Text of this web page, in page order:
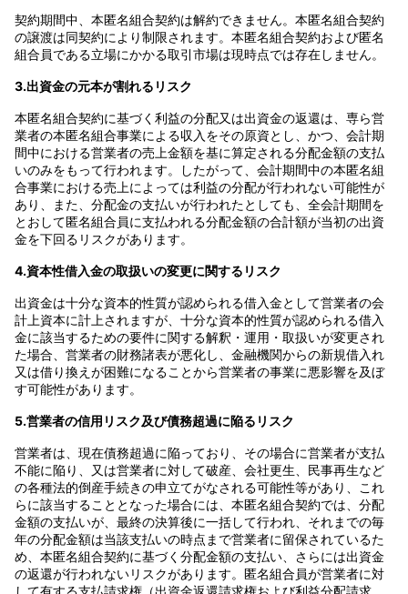
契約期間中、本匿名組合契約は解約できません。本匿名組合契約
の譲渡は同契約により制限されます。本匿名組合契約および匿名
組合員である立場にかかる取引市場は現時点では存在しません。
3.出資金の元本が割れるリスク
本匿名組合契約に基づく利益の分配又は出資金の返還は、専ら営
業者の本匿名組合事業による収入をその原資とし、かつ、会計期
間中における営業者の売上金額を基に算定される分配金額の支払
いのみをもって行われます。したがって、会計期間中の本匿名組
合事業における売上によっては利益の分配が行われない可能性が
あり、また、分配金の支払いが行われたとしても、全会計期間を
とおして匿名組合員に支払われる分配金額の合計額が当初の出資
金を下回るリスクがあります。
4.資本性借入金の取扱いの変更に関するリスク
出資金は十分な資本的性質が認められる借入金として営業者の会
計上資本に計上されますが、十分な資本的性質が認められる借入
金に該当するための要件に関する解釈・運用・取扱いが変更され
た場合、営業者の財務諸表が悪化し、金融機関からの新規借入れ
又は借り換えが困難になることから営業者の事業に悪影響を及ぼ
す可能性があります。
5.営業者の信用リスク及び債務超過に陥るリスク
営業者は、現在債務超過に陥っており、その場合に営業者が支払
不能に陥り、又は営業者に対して破産、会社更生、民事再生など
の各種法的倒産手続きの申立てがなされる可能性等があり、これ
らに該当することとなった場合には、本匿名組合契約では、分配
金額の支払いが、最終の決算後に一括して行われ、それまでの毎
年の分配金額は当該支払いの時点まで営業者に留保されているた
め、本匿名組合契約に基づく分配金額の支払い、さらには出資金
の返還が行われないリスクがあります。匿名組合員が営業者に対